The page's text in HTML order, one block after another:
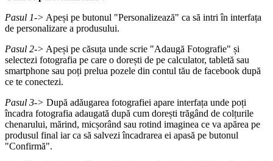
Pasul 1-> Apeși pe butonul "Personalizează" ca să intri în interfața
de personalizare a produsului.
Pasul 2-> Apeși pe căsuța unde scrie "Adaugă Fotografie" și
selectezi fotografia pe care o dorești de pe calculator, tabletă sau
smartphone sau poți prelua pozele din contul tău de facebook după
ce te conectezi.
Pasul 3-> După adăugarea fotografiei apare interfața unde poți
încadra fotografia adaugată după cum dorești trăgând de colțurile
chenarului, mărind, micșorând sau rotind imaginea ce va apărea pe
produsul final iar ca să salvezi încadrarea ei apasă pe butonul
"Confirmă".